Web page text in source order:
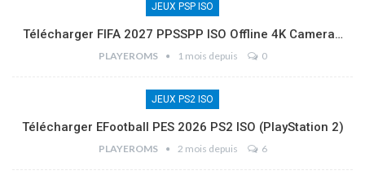
JEUX PSP ISO
Télécharger FIFA 2027 PPSSPP ISO Offline 4K Camera…
PLAYEROMS 1 mois depuis 0
JEUX PS2 ISO
Télécharger EFootball PES 2026 PS2 ISO (PlayStation 2)
PLAYEROMS 2 mois depuis 6